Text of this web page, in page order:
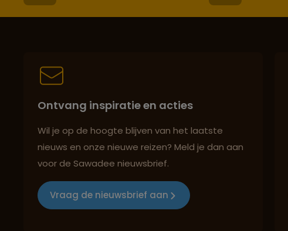
Ontvang inspiratie en acties
Wil je op de hoogte blijven van het laatste
nieuws en onze nieuwe reizen? Meld je dan aan
voor de Sawadee nieuwsbrief.
Vraag de nieuwsbrief aan